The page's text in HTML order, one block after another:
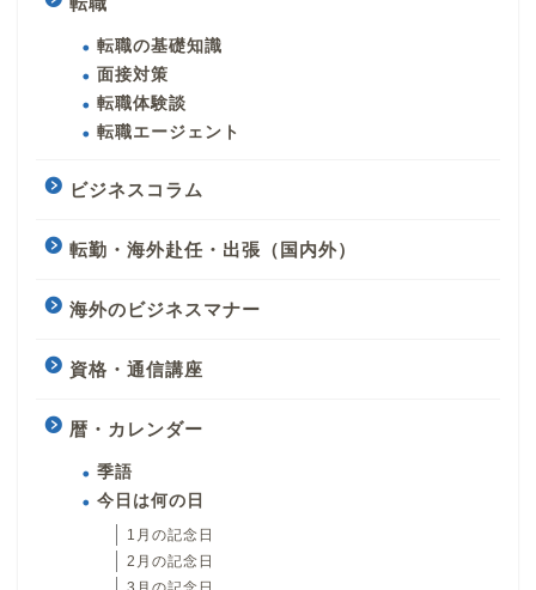
転職の基礎知識
面接対策
転職体験談
転職エージェント
ビジネスコラム
転勤・海外赴任・出張（国内外）
海外のビジネスマナー
資格・通信講座
暦・カレンダー
季語
今日は何の日
1月の記念日
2月の記念日